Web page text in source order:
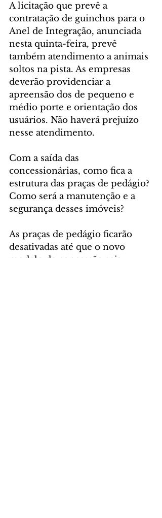
A licitação que prevê a
contratação de guinchos para o
Anel de Integração, anunciada
nesta quinta-feira, prevê
também atendimento a animais
soltos na pista. As empresas
deverão providenciar a
apreensão dos de pequeno e
médio porte e orientação dos
usuários. Não haverá prejuízo
nesse atendimento.
Com a saída das
concessionárias, como fica a
estrutura das praças de pedágio?
Como será a manutenção e a
segurança desses imóveis?
As praças de pedágio ficarão
desativadas até que o novo
modelo de concessão seja